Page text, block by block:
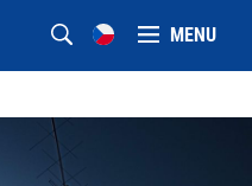
MENU